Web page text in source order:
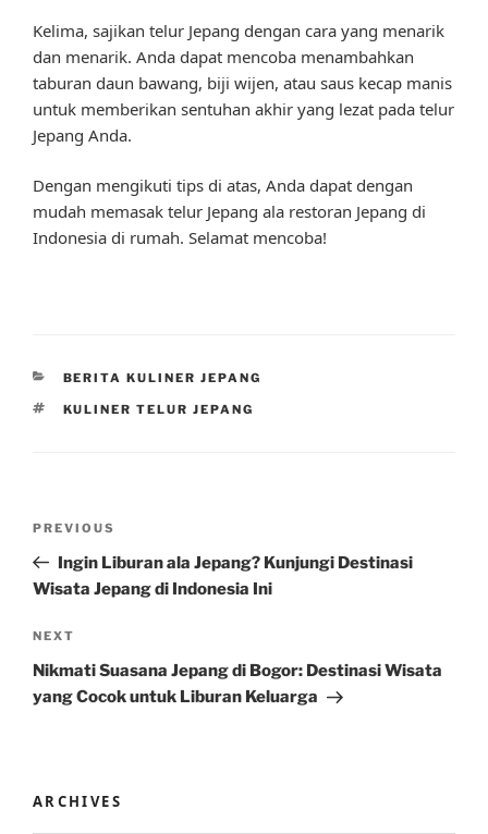
Kelima, sajikan telur Jepang dengan cara yang menarik
dan menarik. Anda dapat mencoba menambahkan
taburan daun bawang, biji wijen, atau saus kecap manis
untuk memberikan sentuhan akhir yang lezat pada telur
Jepang Anda.
Dengan mengikuti tips di atas, Anda dapat dengan
mudah memasak telur Jepang ala restoran Jepang di
Indonesia di rumah. Selamat mencoba!
CATEGORIES
BERITA KULINER JEPANG
TAGS
KULINER TELUR JEPANG
Previous
Post
PREVIOUS
Ingin Liburan ala Jepang? Kunjungi Destinasi
Wisata Jepang di Indonesia Ini
Next
Post
NEXT
Nikmati Suasana Jepang di Bogor: Destinasi Wisata
yang Cocok untuk Liburan Keluarga
ARCHIVES